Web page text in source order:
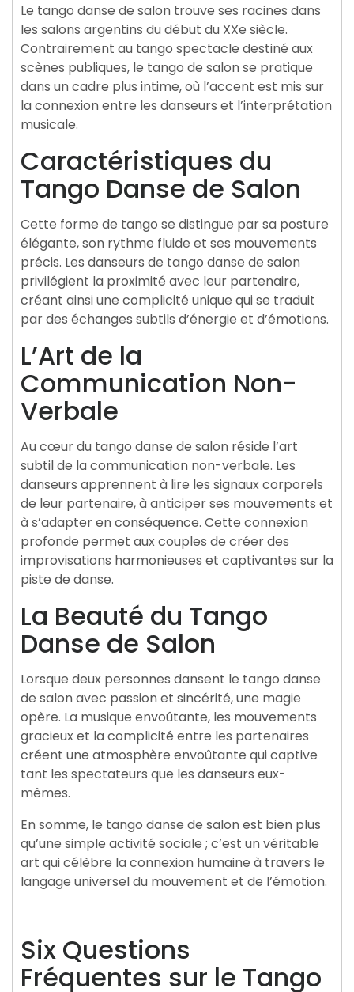
Le tango danse de salon trouve ses racines dans
les salons argentins du début du XXe siècle.
Contrairement au tango spectacle destiné aux
scènes publiques, le tango de salon se pratique
dans un cadre plus intime, où l’accent est mis sur
la connexion entre les danseurs et l’interprétation
musicale.
Caractéristiques du
Tango Danse de Salon
Cette forme de tango se distingue par sa posture
élégante, son rythme fluide et ses mouvements
précis. Les danseurs de tango danse de salon
privilégient la proximité avec leur partenaire,
créant ainsi une complicité unique qui se traduit
par des échanges subtils d’énergie et d’émotions.
L’Art de la
Communication Non-
Verbale
Au cœur du tango danse de salon réside l’art
subtil de la communication non-verbale. Les
danseurs apprennent à lire les signaux corporels
de leur partenaire, à anticiper ses mouvements et
à s’adapter en conséquence. Cette connexion
profonde permet aux couples de créer des
improvisations harmonieuses et captivantes sur la
piste de danse.
La Beauté du Tango
Danse de Salon
Lorsque deux personnes dansent le tango danse
de salon avec passion et sincérité, une magie
opère. La musique envoûtante, les mouvements
gracieux et la complicité entre les partenaires
créent une atmosphère envoûtante qui captive
tant les spectateurs que les danseurs eux-
mêmes.
En somme, le tango danse de salon est bien plus
qu’une simple activité sociale ; c’est un véritable
art qui célèbre la connexion humaine à travers le
langage universel du mouvement et de l’émotion.
Six Questions
Fréquentes sur le Tango